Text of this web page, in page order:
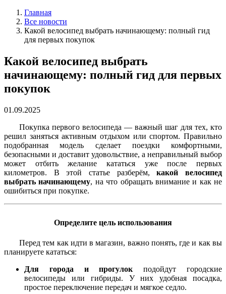
Главная
Все новости
Какой велосипед выбрать начинающему: полный гид
для первых покупок
Какой велосипед выбрать
начинающему: полный гид для первых
покупок
01.09.2025
Покупка первого велосипеда — важный шаг для тех, кто
решил заняться активным отдыхом или спортом. Правильно
подобранная модель сделает поездки комфортными,
безопасными и доставит удовольствие, а неправильный выбор
может отбить желание кататься уже после первых
километров. В этой статье разберём,какой велосипед
выбрать начинающему, на что обращать внимание и как не
ошибиться при покупке.
Определите цель использования
Перед тем как идти в магазин, важно понять, где и как вы
планируете кататься:
Для города и прогулок подойдут городские
велосипеды или гибриды. У них удобная посадка,
простое переключение передач и мягкое седло.